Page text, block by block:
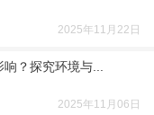
2025年11月22日
？探究环境与...
2025年11月06日